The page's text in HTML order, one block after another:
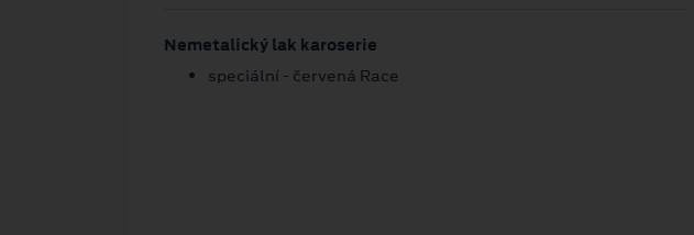
Nemetalický lak karoserie
speciální - červená Race